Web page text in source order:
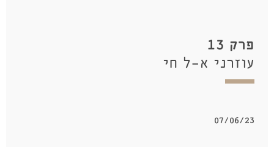
פרק 13
עוזרני א-ל חי
07/06/23